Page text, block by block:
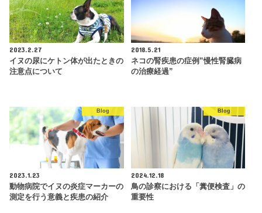
2023.2.27
イヌの尿にケトン体が出たときの
注意点について
2018.5.21
ネコの腎疾患の症例”慢性腎臓病
の治療経過”
Blog
2023.1.23
動物病院でイヌの炎症マーカーの
測定を行う意義と疾患の紹介
Blog
2024.12.18
鳥の診察における「糞便検査」の
重要性